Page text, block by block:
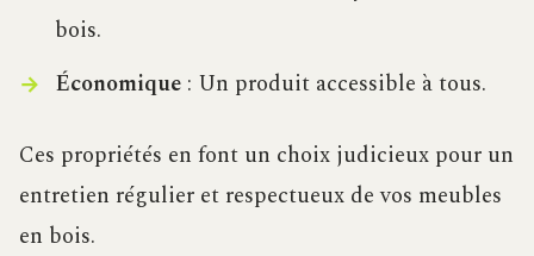
bois.
Économique: Un produit accessible à tous.
Ces propriétés en font un choix judicieux pour un
entretien régulier et respectueux de vos meubles
en bois.